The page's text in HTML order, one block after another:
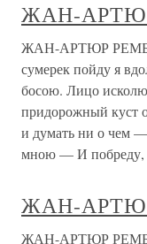
ЖАН-
ЖАН-АРТЮР
сумерек пойду я
босою. Лицо
придорожный куст
и думать ни о чем —
мною — И побреду,
ЖАН-
ЖАН-АРТЮР РЕМБО